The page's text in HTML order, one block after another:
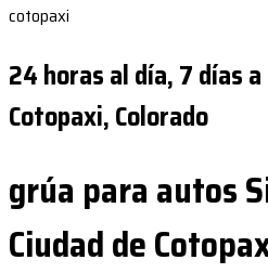
cotopaxi
24 horas al día, 7 días
Cotopaxi, Colorado
grúa para autos
Ciudad de